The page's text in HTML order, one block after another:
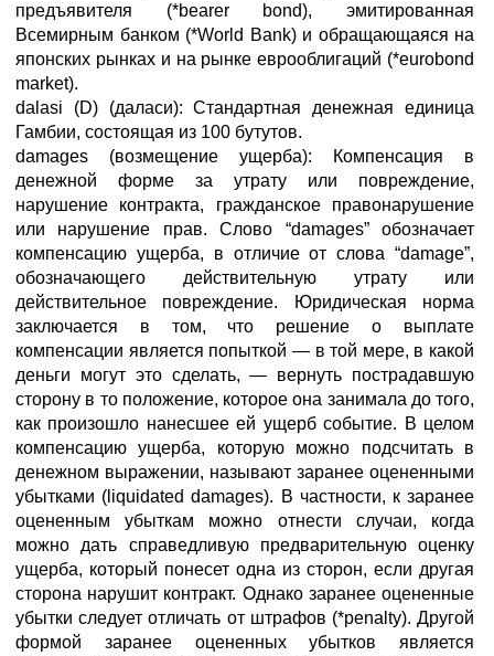
предъявителя (*bearer bond), эмитированная
Всемирным банком (*World Bank) и обращающаяся на
японских рынках и на рынке еврооблигаций (*eurobond
market).
dalasi (D) (даласи): Стандартная денежная единица
Гамбии, состоящая из 100 бутутов.
damages (возмещение ущерба): Компенсация в
денежной форме за утрату или повреждение,
нарушение контракта, гражданское правонарушение
или нарушение прав. Слово “damages” обозначает
компенсацию ущерба, в отличие от слова “damage”,
обозначающего действительную утрату или
действительное повреждение. Юридическая норма
заключается в том, что решение о выплате
компенсации является попыткой — в той мере, в какой
деньги могут это сделать, — вернуть пострадавшую
сторону в то положение, которое она занимала до того,
как произошло нанесшее ей ущерб событие. В целом
компенсацию ущерба, которую можно подсчитать в
денежном выражении, называют заранее оцененными
убытками (liquidated damages). В частности, к заранее
оцененным убыткам можно отнести случаи, когда
можно дать справедливую предварительную оценку
ущерба, который понесет одна из сторон, если другая
сторона нарушит контракт. Однако заранее оцененные
убытки следует отличать от штрафов (*penalty). Другой
формой заранее оцененных убытков является